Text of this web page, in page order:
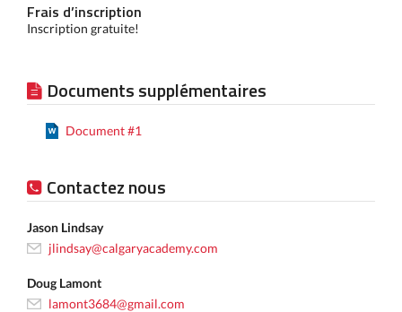
Frais d’inscription
Inscription gratuite!
Documents supplémentaires
Document #1
Contactez nous
Jason Lindsay
jlindsay@calgaryacademy.com
Doug Lamont
lamont3684@gmail.com